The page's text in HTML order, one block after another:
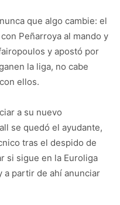
que algo cambie: el
Peñarroya al mando y
y apostó por
la liga, no cabe
ellos.
a su nuevo
se quedó el ayudante,
tras el despido de
si sigue en la Euroliga
a partir de ahí anunciar